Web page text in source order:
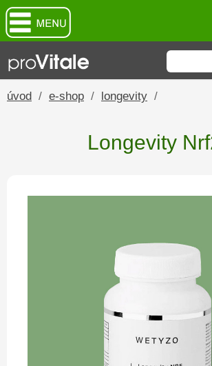
úvod / e-shop / longevity /
Longevity